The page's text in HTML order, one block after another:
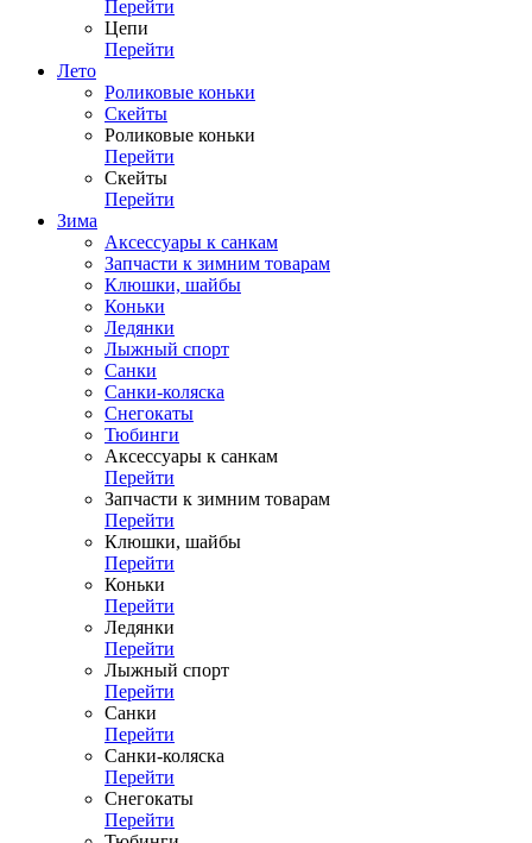
Перейти
Цепи
Перейти
Лето
Роликовые коньки
Скейты
Роликовые коньки
Перейти
Скейты
Перейти
Зима
Аксессуары к санкам
Запчасти к зимним товарам
Клюшки, шайбы
Коньки
Ледянки
Лыжный спорт
Санки
Санки-коляска
Снегокаты
Тюбинги
Аксессуары к санкам
Перейти
Запчасти к зимним товарам
Перейти
Клюшки, шайбы
Перейти
Коньки
Перейти
Ледянки
Перейти
Лыжный спорт
Перейти
Санки
Перейти
Санки-коляска
Перейти
Снегокаты
Перейти